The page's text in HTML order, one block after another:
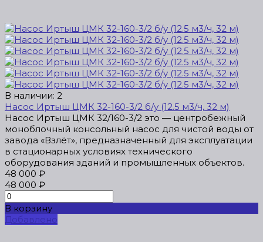
В наличии: 2
Насос Иртыш ЦМК 32-160-3/2 б/у (12.5 м3/ч, 32 м)
Насос Иртыш ЦМК 32/160-3/2 это — центробежный
моноблочный консольный насос для чистой воды от
завода «Взлёт», предназначенный для эксплуатации
в стационарных условиях технического
оборудования зданий и промышленных объектов.
48 000 ₽
48 000 ₽
В корзину
Добавлено